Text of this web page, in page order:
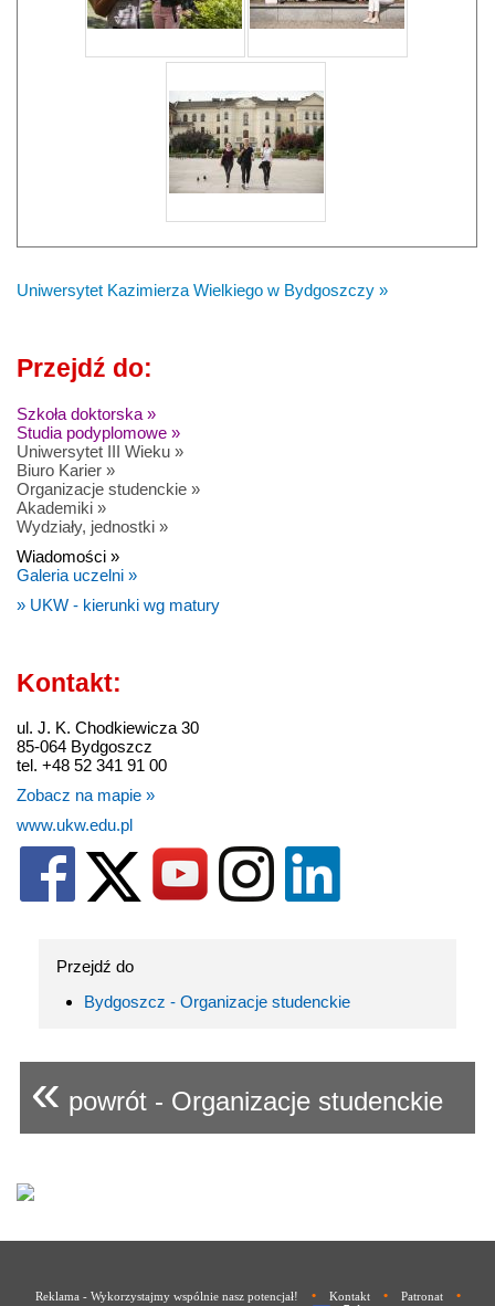
Uniwersytet Kazimierza Wielkiego w Bydgoszczy »
Przejdź do:
Szkoła doktorska »
Studia podyplomowe »
Uniwersytet III Wieku »
Biuro Karier »
Organizacje studenckie »
Akademiki »
Wydziały, jednostki »
Wiadomości »
Galeria uczelni »
» UKW - kierunki wg matury
Kontakt:
ul. J. K. Chodkiewicza 30
85-064 Bydgoszcz
tel. +48 52 341 91 00
Zobacz na mapie »
www.ukw.edu.pl
Przejdź do
Bydgoszcz - Organizacje studenckie
« powrót - Organizacje studenckie
Reklama - Wykorzystajmy wspólnie nasz potencjał! • Kontakt • Patronat •